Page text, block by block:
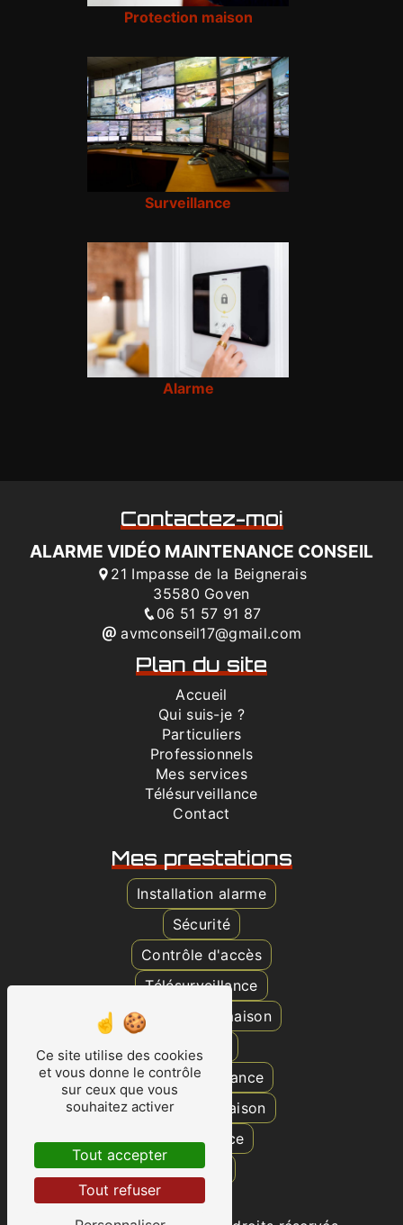
Protection maison
Surveillance
Alarme
Contactez-moi
ALARME VIDÉO MAINTENANCE CONSEIL
21 Impasse de la Beignerais
35580 Goven
06 51 57 91 87
avmconseil17@gmail.com
Plan du site
Accueil
Qui suis-je ?
Particuliers
Professionnels
Mes services
Télésurveillance
Contact
Mes prestations
Installation alarme
Sécurité
Contrôle d'accès
Télésurveillance
Surveillance maison
Caméra
Vidéosurveillance
Protection maison
Surveillance
Alarme
Ce site utilise des cookies
et vous donne le contrôle
sur ceux que vous
souhaitez activer
Tout accepter
Tout refuser